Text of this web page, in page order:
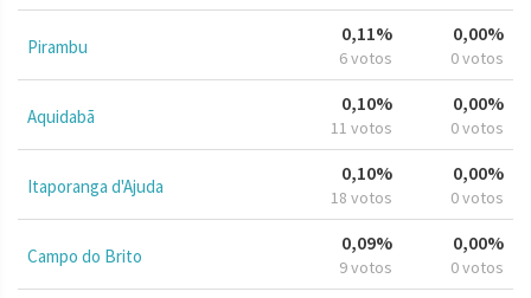
Pirambu
0,11%
6 votos
0,00%
0 votos
Aquidabã
0,10%
11 votos
0,00%
0 votos
Itaporanga d'Ajuda
0,10%
18 votos
0,00%
0 votos
Campo do Brito
0,09%
9 votos
0,00%
0 votos